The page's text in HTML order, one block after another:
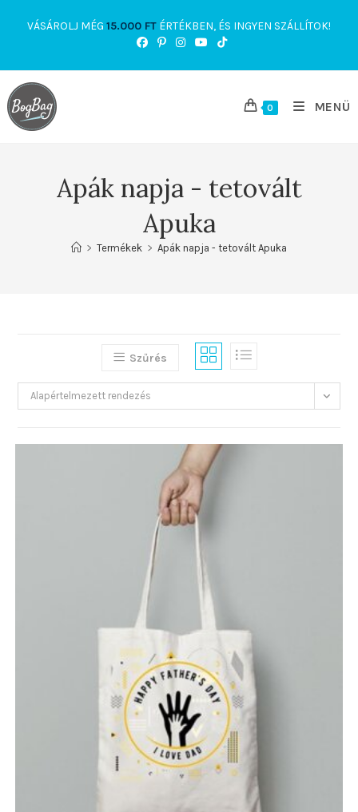
VÁSÁROLJ MÉG 15.000 FT ÉRTÉKBEN, ÉS INGYEN SZÁLLÍTOK!
0 MENÜ
Apák napja - tetovált
Apuka
> Termékek > Apák napja - tetovált Apuka
Szűrés
Alapértelmezett rendezés